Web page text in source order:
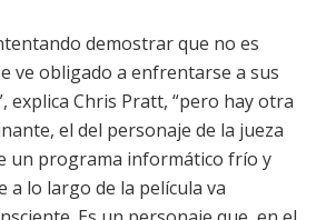
demostrar que no es
ve obligado a enfrentarse a sus
explica Chris Pratt, “pero hay otra
el del personaje de la jueza
un programa informático frío y
a lo largo de la película va